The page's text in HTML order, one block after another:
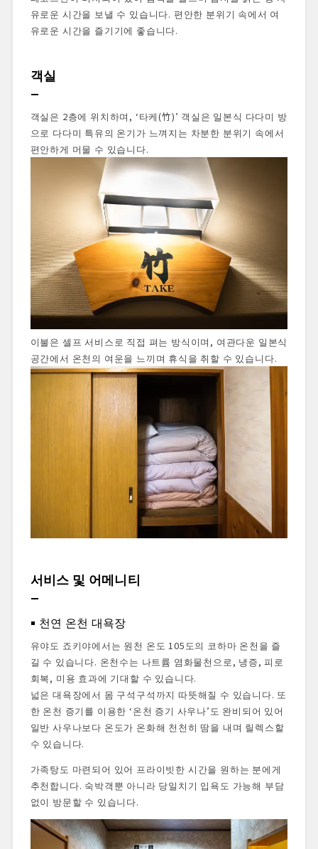
유로운 시간을 보낼 수 있습니다. 편안한 분위기 속에서 여
유로운 시간을 즐기기에 좋습니다.
객실
객실은 2층에 위치하며, ‘타케(竹)’ 객실은 일본식 다다미 방
으로 다다미 특유의 온기가 느껴지는 차분한 분위기 속에서
편안하게 머물 수 있습니다.
이불은 셀프 서비스로 직접 펴는 방식이며, 여관다운 일본식
공간에서 온천의 여운을 느끼며 휴식을 취할 수 있습니다.
서비스 및 어메니티
천연 온천 대욕장
유야도 죠키야에서는 원천 온도 105도의 코하마 온천을 즐
길 수 있습니다. 온천수는 나트륨 염화물천으로, 냉증, 피로
회복, 미용 효과에 기대할 수 있습니다.
넓은 대욕장에서 몸 구석구석까지 따뜻해질 수 있습니다. 또
한 온천 증기를 이용한 ‘온천 증기 사우나’도 완비되어 있어
일반 사우나보다 온도가 온화해 천천히 땀을 내며 릴렉스할
수 있습니다.
가족탕도 마련되어 있어 프라이빗한 시간을 원하는 분에게
추천합니다. 숙박객뿐 아니라 당일치기 입욕도 가능해 부담
없이 방문할 수 있습니다.